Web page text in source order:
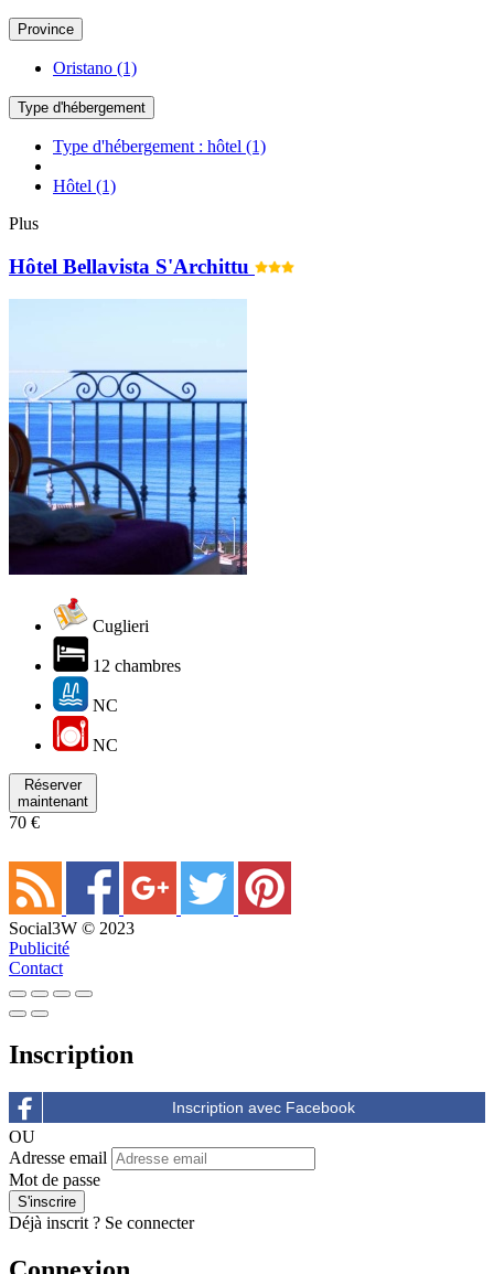
Province
Oristano (1)
Type d'hébergement
Type d'hébergement : hôtel (1)
Hôtel (1)
Plus
Hôtel Bellavista S'Archittu
Cuglieri
12 chambres
NC
NC
Réserver
maintenant
70 €
Social3W © 2023
Publicité
Contact
Inscription
OU
Adresse email
Mot de passe
Déjà inscrit ? Se connecter